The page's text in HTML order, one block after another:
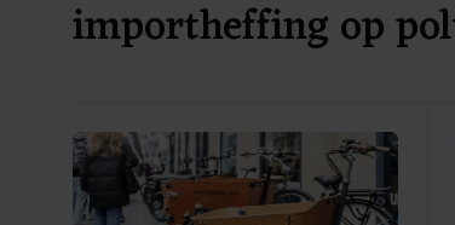
importheffing op